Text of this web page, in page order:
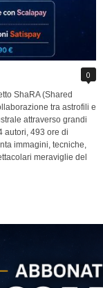
0
ShaRA (Shared
tra astrofili e
attraverso grandi
autori, 493 ore di
immagini, tecniche,
meraviglie del